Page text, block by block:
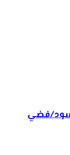
60 سم – أسود/فضي